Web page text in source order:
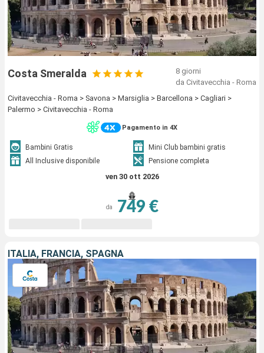
Costa Smeralda
8 giorni
da Civitavecchia - Roma
Civitavecchia - Roma > Savona > Marsiglia > Barcellona > Cagliari >
Palermo > Civitavecchia - Roma
Pagamento in 4X
Bambini Gratis
Mini Club bambini gratis
All Inclusive disponibile
Pensione completa
ven 30 ott 2026
da 749 €
ITALIA, FRANCIA, SPAGNA